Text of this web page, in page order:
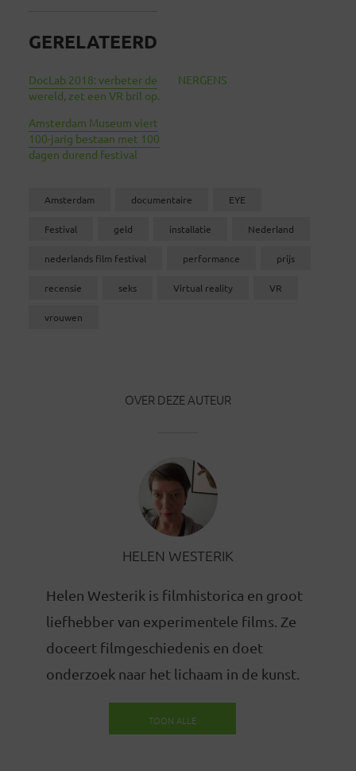
GERELATEERD
DocLab 2018: verbeter de
wereld, zet een VR bril op.
NERGENS
Amsterdam Museum viert
100-jarig bestaan met 100
dagen durend festival
Amsterdam documentaire EYE
Festival geld installatie Nederland
nederlands film festival performance prijs
recensie seks Virtual reality VR
vrouwen
OVER DEZE AUTEUR
HELEN WESTERIK
Helen Westerik is filmhistorica en groot
liefhebber van experimentele films. Ze
doceert filmgeschiedenis en doet
onderzoek naar het lichaam in de kunst.
TOON ALLE